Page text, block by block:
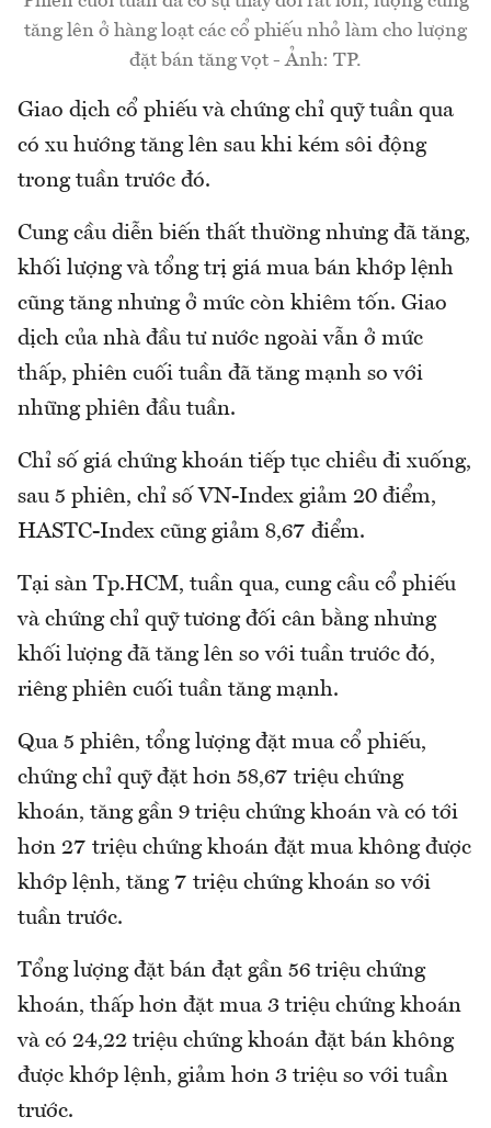
tăng lên ở hàng loạt các cổ phiếu nhỏ làm cho lượng
đặt bán tăng vọt - Ảnh: TP.
Giao dịch cổ phiếu và chứng chỉ quỹ tuần qua
có xu hướng tăng lên sau khi kém sôi động
trong tuần trước đó.
Cung cầu diễn biến thất thường nhưng đã tăng,
khối lượng và tổng trị giá mua bán khớp lệnh
cũng tăng nhưng ở mức còn khiêm tốn. Giao
dịch của nhà đầu tư nước ngoài vẫn ở mức
thấp, phiên cuối tuần đã tăng mạnh so với
những phiên đầu tuần.
Chỉ số giá chứng khoán tiếp tục chiều đi xuống,
sau 5 phiên, chỉ số VN-Index giảm 20 điểm,
HASTC-Index cũng giảm 8,67 điểm.
Tại sàn Tp.HCM, tuần qua, cung cầu cổ phiếu
và chứng chỉ quỹ tương đối cân bằng nhưng
khối lượng đã tăng lên so với tuần trước đó,
riêng phiên cuối tuần tăng mạnh.
Qua 5 phiên, tổng lượng đặt mua cổ phiếu,
chứng chỉ quỹ đặt hơn 58,67 triệu chứng
khoán, tăng gần 9 triệu chứng khoán và có tới
hơn 27 triệu chứng khoán đặt mua không được
khớp lệnh, tăng 7 triệu chứng khoán so với
tuần trước.
Tổng lượng đặt bán đạt gần 56 triệu chứng
khoán, thấp hơn đặt mua 3 triệu chứng khoán
và có 24,22 triệu chứng khoán đặt bán không
được khớp lệnh, giảm hơn 3 triệu so với tuần
trước.